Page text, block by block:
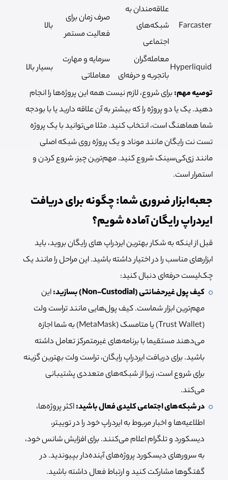
Farcaster
علاقه‌مندان به
شبکه‌های
اجتماعی
صرف زمان برای
فعالیت مستمر
بالا
Hyperliquid
معامله‌گران
باتجربه و حرفه‌ای
سرمایه و مهارت
معاملاتی
بسیار بالا
توصیه مهم:برای شروع، لازم نیست همه این پروژه‌ها را انجام
دهید. یک یا دو پروژه را که بیشتر به آن علاقه دارید یا با بودجه
شما هماهنگ است، انتخاب کنید. مثلا می‌توانید با یک پروژه
تست نت رایگان مانند موناد و یک پروژه روی شبکه اصلی
مانند زی‌کی‌سینک شروع کنید. مهم‌ترین چیز، شروع کردن و
استمرار است.
جعبه‌ابزار ضروری شما: چگونه برای دریافت
ایردراپ رایگان آماده شویم؟
قبل از اینکه به شکار بهترین ایردراپ های رایگان بروید، باید
ابزارهای مناسب را در اختیار داشته باشید. این مراحل را مانند یک
چک‌لیست حرفه‌ای دنبال کنید:
کیف پول غیرحضانتی (Non-Custodial) بسازید:
این
مهم‌ترین ابزار شماست. کیف پول‌هایی مانند تراست ولت
(Trust Wallet) یا متامسک (MetaMask) به شما اجازه
می‌دهند مستقیما با برنامه‌های غیرمتمرکز تعامل داشته
باشید. برای دریافت ایردراپ رایگان، تراست ولت بهترین گزینه
برای شروع است، زیرا از شبکه‌های متعددی پشتیبانی
می‌کند.
در شبکه‌های اجتماعی کلیدی فعال باشید:اکثر پروژه‌ها،
اطلاعیه‌ها و اخبار مربوط به ایردراپ خود را در توییتر،
دیسکورد و تلگرام اعلام می‌کنند. برای افزایش شانس خود،
به سرورهای دیسکورد پروژه‌های آینده‌دار بپیوندید. در
گفتگوها مشارکت کنید و ارتباط فعال داشته باشید.